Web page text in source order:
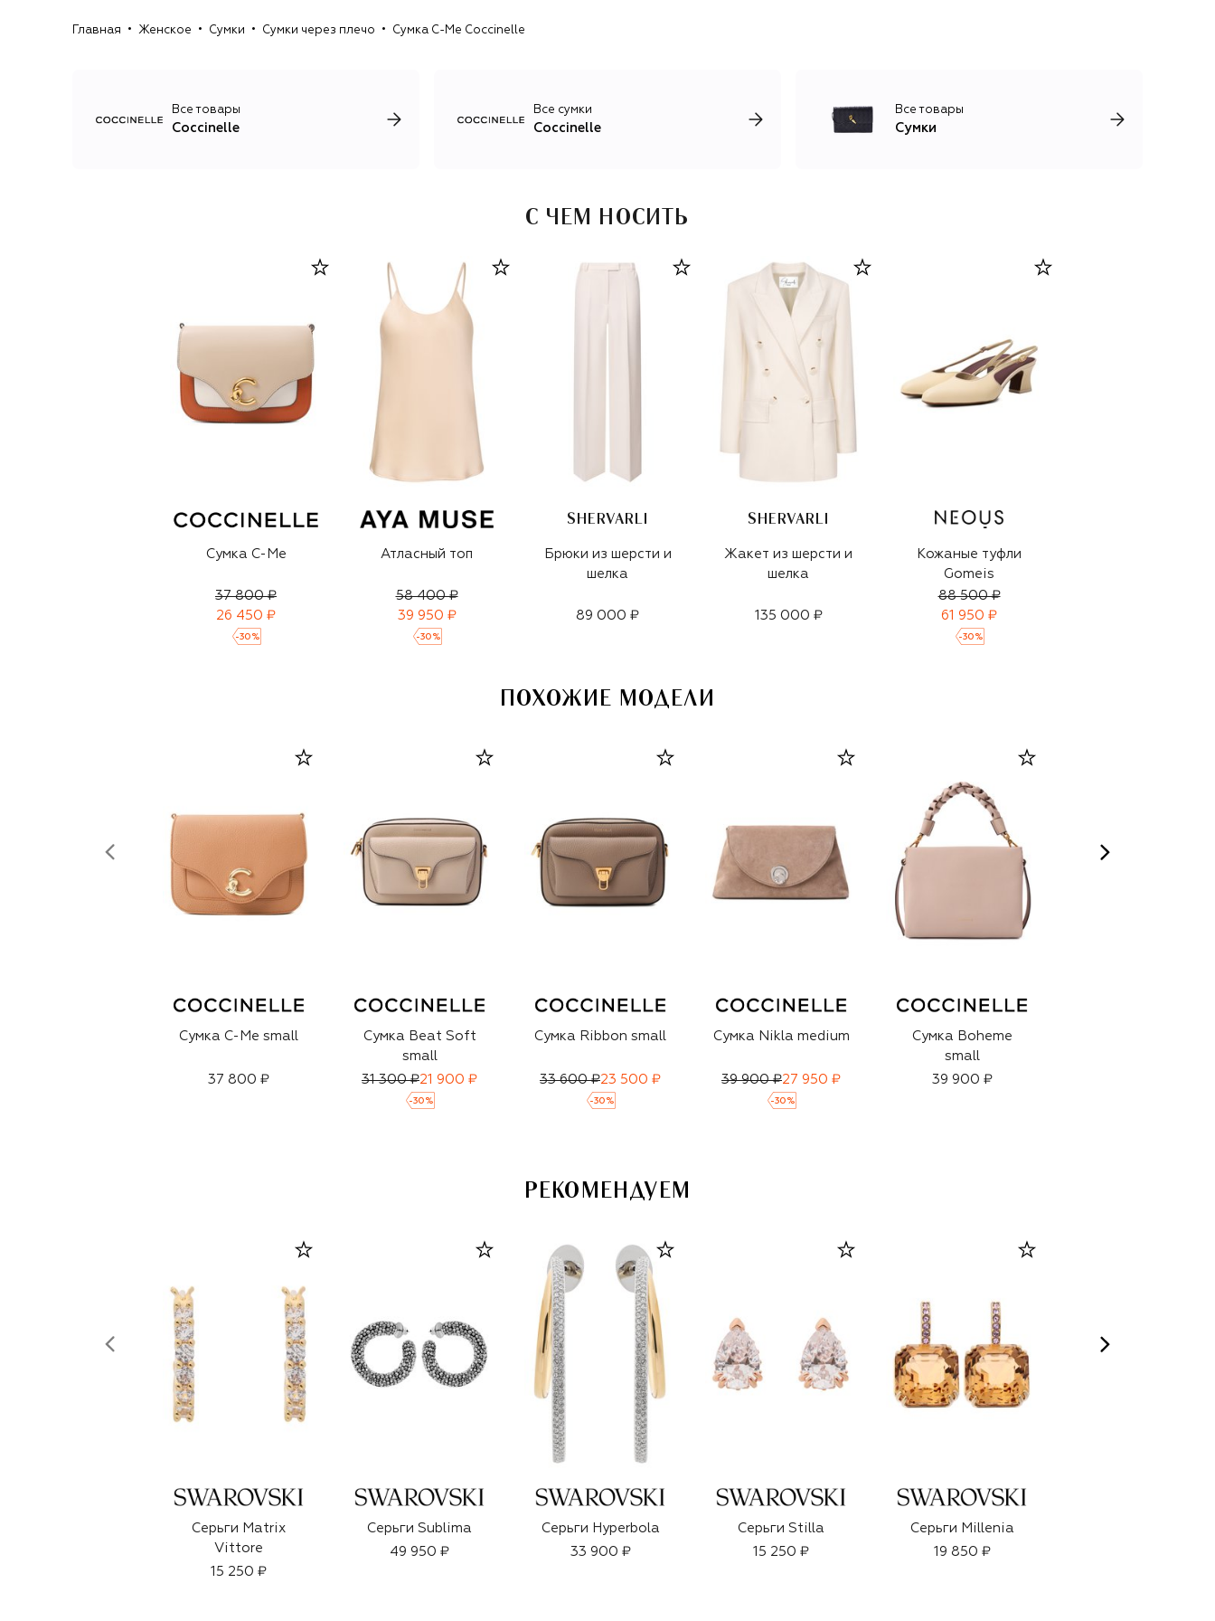
Главная Женское Сумки Сумки через плечо Сумка C-Me Coccinelle
Все товары
Coccinelle
Все сумки
Coccinelle
Все товары
Сумки
С ЧЕМ НОСИТЬ
Сумка C-Me
37 800 ₽
26 450 ₽
-30 %
Атласный топ
58 400 ₽
39 950 ₽
-30 %
SHERVARLI
Брюки из шерсти и
шелка
89 000 ₽
SHERVARLI
Жакет из шерсти и
шелка
135 000 ₽
Кожаные туфли
Gomeis
88 500 ₽
61 950 ₽
-30 %
ПОХОЖИЕ МОДЕЛИ
Сумка C-Me small
37 800 ₽
Сумка Beat Soft
small
31 300 ₽21 900 ₽
-30 %
Сумка Ribbon small
33 600 ₽23 500 ₽
-30 %
Сумка Nikla medium
39 900 ₽27 950 ₽
-30 %
Сумка Boheme
small
39 900 ₽
РЕКОМЕНДУЕМ
Серьги Matrix
Vittore
15 250 ₽
Серьги Sublima
49 950 ₽
Серьги Hyperbola
33 900 ₽
Серьги Stilla
15 250 ₽
Серьги Millenia
19 850 ₽